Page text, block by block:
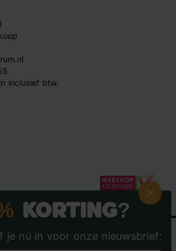
inclusief btw.
Korting?
je nú in voor onze nieuwsbrief: